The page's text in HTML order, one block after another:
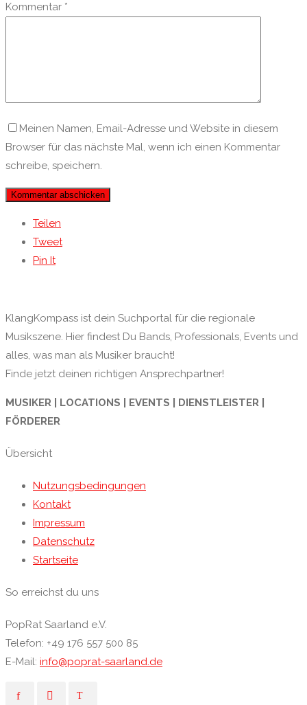
Kommentar *
Meinen Namen, Email-Adresse und Website in diesem
Browser für das nächste Mal, wenn ich einen Kommentar
schreibe, speichern.
Teilen
Tweet
Pin It
KlangKompass ist dein Suchportal für die regionale
Musikszene. Hier findest Du Bands, Professionals, Events und
alles, was man als Musiker braucht!
Finde jetzt deinen richtigen Ansprechpartner!
MUSIKER | LOCATIONS | EVENTS | DIENSTLEISTER |
FÖRDERER
Übersicht
Nutzungsbedingungen
Kontakt
Impressum
Datenschutz
Startseite
So erreichst du uns
PopRat Saarland e.V.
Telefon: +49 176 557 500 85
E-Mail: info@poprat-saarland.de